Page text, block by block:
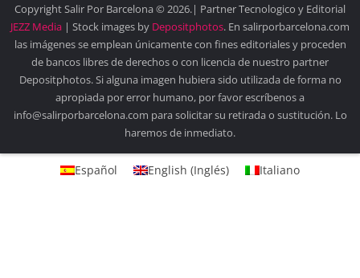
Copyright Salir Por Barcelona © 2026.| Partner Tecnologico y Editorial
JEZZ Media | Stock images by Depositphotos. En salirporbarcelona.com
las imágenes se emplean únicamente con fines editoriales y proceden
de bancos libres de derechos o con licencia de nuestro partner
Depositphotos. Si alguna imagen hubiera sido utilizada de forma no
apropiada por error humano, por favor escríbenos a
info@salirporbarcelona.com para solicitar su retirada o sustitución. Lo
haremos de inmediato.
Español English (Inglés) Italiano